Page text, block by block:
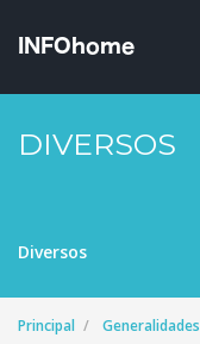
DIVERSOS
Diversos
Principal Generalidades